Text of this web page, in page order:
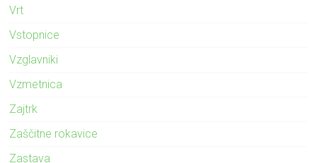
Vrt
Vstopnice
Vzglavniki
Vzmetnica
Zajtrk
Zaščitne rokavice
Zastava